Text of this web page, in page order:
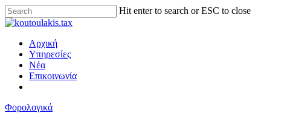
Hit enter to search or ESC to close
Αρχική
Υπηρεσίες
Νέα
Επικοινωνία
Φορολογικά